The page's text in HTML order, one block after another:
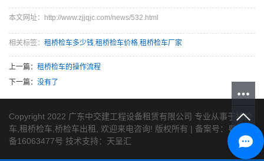
本文网址：http://www.zjjqjc.com/news/532.html
相关标签： 租桥检车多少钱,租桥检车价格,租桥检车厂家
上一篇： 租桥检车的操作流程
下一篇： 没有了
Copyright 2022 广东中交建工程设备租赁有限公司 专业从事于 桥检
车,租桥检车,桥检车出租 , 欢迎来电咨询! 版权所有 | 备案号： 粤ICP
备16063477号 技术支持： 天呈汇